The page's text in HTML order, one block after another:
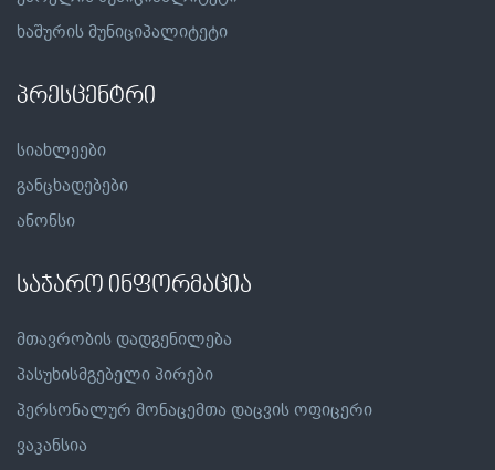
ხაშურის მუნიციპალიტეტი
პრესცენტრი
სიახლეები
განცხადებები
ანონსი
საჯარო ინფორმაცია
მთავრობის დადგენილება
პასუხისმგებელი პირები
პერსონალურ მონაცემთა დაცვის ოფიცერი
ვაკანსია